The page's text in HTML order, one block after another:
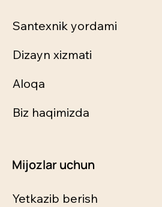
Santexnik yordami
Dizayn xizmati
Aloqa
Biz haqimizda
Mijozlar uchun
Yetkazib berish